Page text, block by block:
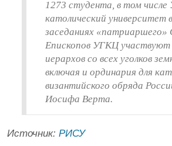
1273 студента, в том числе
католический университет
заседаниях «патриаршего»
Епископов УГКЦ участвуют
иерархов со всех уголков
включая и ординария для
византийского обряда
Иосифа Верта.
Источник: РИСУ